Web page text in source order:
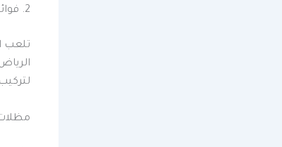
2. فوائد المظلات والسواتر في تعزيز المساحات الخارجية
تلعب